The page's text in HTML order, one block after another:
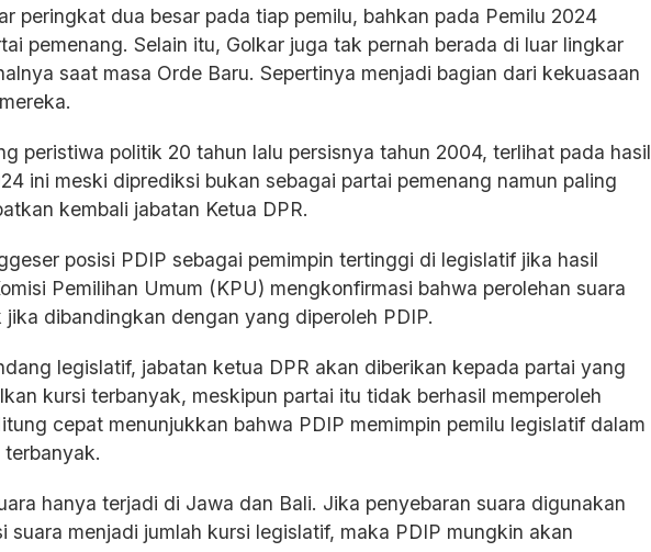
peringkat dua besar pada tiap pemilu, bahkan pada Pemilu 2024
pemenang. Selain itu, Golkar juga tak pernah berada di luar lingkar
saat masa Orde Baru. Sepertinya menjadi bagian dari kekuasaan
peristiwa politik 20 tahun lalu persisnya tahun 2004, terlihat pada hasil
ini meski diprediksi bukan sebagai partai pemenang namun paling
kembali jabatan Ketua DPR.
posisi PDIP sebagai pemimpin tertinggi di legislatif jika hasil
Pemilihan Umum (KPU) mengkonfirmasi bahwa perolehan suara
jika dibandingkan dengan yang diperoleh PDIP.
legislatif, jabatan ketua DPR akan diberikan kepada partai yang
kursi terbanyak, meskipun partai itu tidak berhasil memperoleh
cepat menunjukkan bahwa PDIP memimpin pemilu legislatif dalam
terbanyak.
hanya terjadi di Jawa dan Bali. Jika penyebaran suara digunakan
suara menjadi jumlah kursi legislatif, maka PDIP mungkin akan